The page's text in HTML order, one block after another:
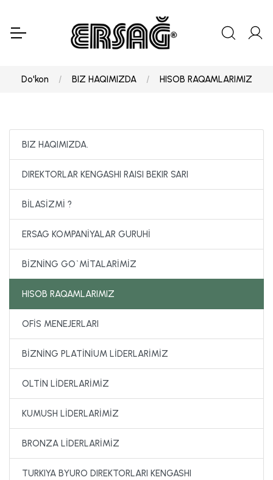
Do'kon BIZ HAQIMIZDA HISOB RAQAMLARIMIZ
BIZ HAQIMIZDA.
DIREKTORLAR KENGASHI RAISI BEKIR SARI
BİLASİZMİ ?
ERSAG KOMPANİYALAR GURUHİ
BİZNİNG GO`MİTALARİMİZ
HISOB RAQAMLARIMIZ
OFİS MENEJERLARI
BİZNİNG PLATİNİUM LİDERLARİMİZ
OLTİN LİDERLARİMİZ
KUMUSH LİDERLARİMİZ
BRONZA LİDERLARİMİZ
TURKIYA BYURO DIREKTORLARI KENGASHI